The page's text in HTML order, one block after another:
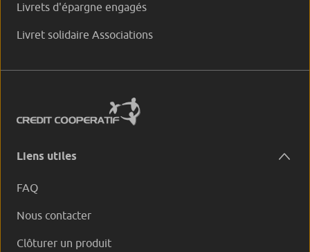
Livrets d'épargne engagés
Livret solidaire Associations
Liens utiles
FAQ
Nous contacter
Clôturer un produit